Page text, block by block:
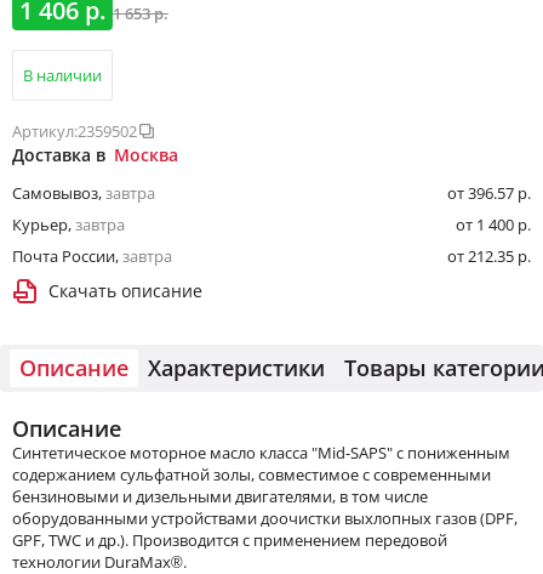
1 406 р. 1 653 р.
В наличии
Артикул:2359502
Доставка в Москва
Самовывоз,завтра
от 396.57 р.
Курьер,завтра
от 1 400 р.
Почта России,завтра от 212.35 р.
Скачать описание
Описание Характеристики Товары
Описание
Синтетическое моторное масло класса "Mid-SAPS" с пониженным
содержанием сульфатной золы, совместимое с современными
бензиновыми и дизельными двигателями, в том числе
оборудованными устройствами доочистки выхлопных газов (DPF,
GPF, TWC и др.). Производится с применением передовой
технологии DuraMax®.